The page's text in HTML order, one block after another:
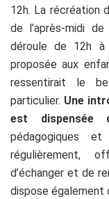
12h. La récréation
de l’après-midi
déroule de 12h à
proposée aux
ressentirait le
particulier. Une
est dispensée
pédagogiques
régulièrement,
d’échanger et de
dispose également